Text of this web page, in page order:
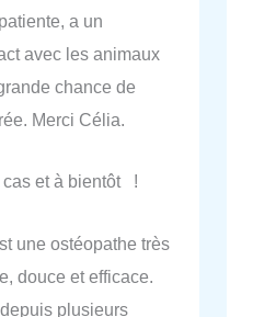
a un
avec les animaux
chance de
Merci Célia.
cas et à bientôt !
une ostéopathe très
douce et efficace.
plusieurs